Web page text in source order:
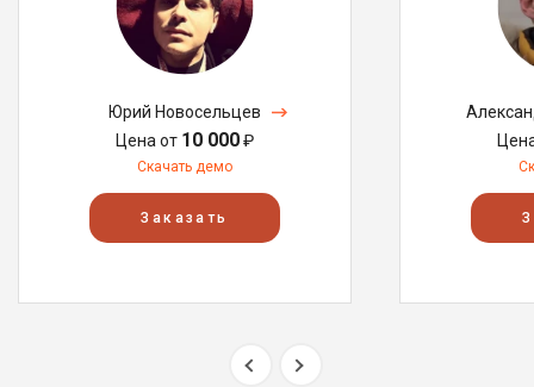
Юрий Новосельцев
Цена от 10 000₽
Скачать демо
Заказать